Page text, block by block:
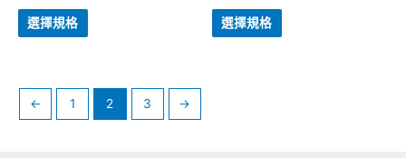
選擇規格 選擇規格
← 1 2 3 →